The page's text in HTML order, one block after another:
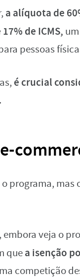
a alíquota de
de ICMS,
pessoas
é crucial
programa,
veja o
quea isenção
competição